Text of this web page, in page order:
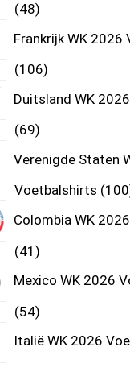
48
Frankrijk WK
106
Duitsland WK
69
Verenigde Staten
Voetbalshirts 100
Colombia WK
41
Mexico WK 2026
54
Italië WK 2026